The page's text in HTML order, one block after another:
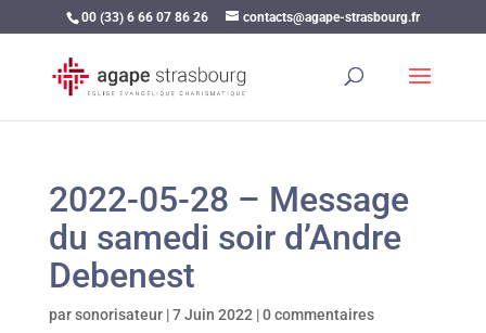
00 (33) 6 66 07 86 26 contacts@agape-strasbourg.fr
2022-05-28 – Message
du samedi soir d’Andre
Debenest
parsonorisateur|7 Juin 2022 |0 commentaires